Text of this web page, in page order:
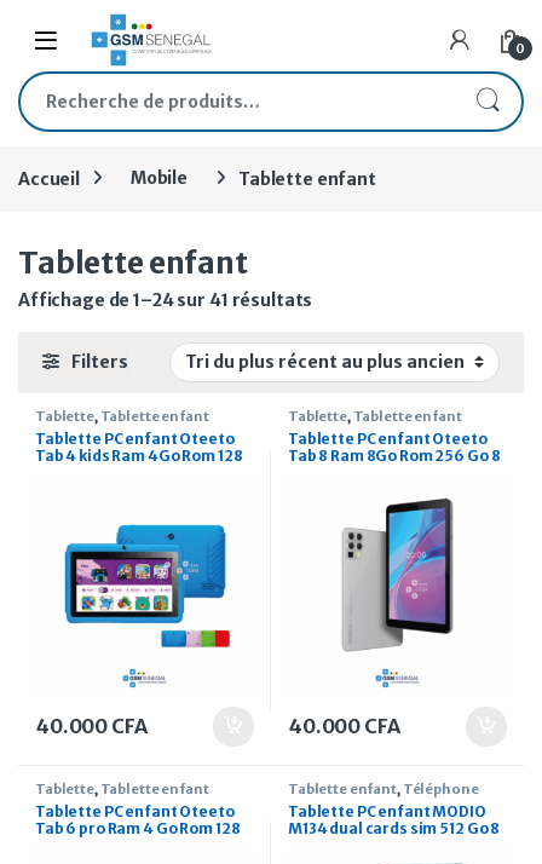
Skip to navigation
Skip to content
Open 0
Recherche pour :
Accueil Mobile Tablette enfant
Tablette enfant
Affichage de 1–24 sur 41 résultats
Filters
Tablette, Tablette enfant
Tablette PC enfant Oteeto
Tab 4 kids Ram 4Go Rom 128
40.000 CFA
Tablette, Tablette enfant
Tablette PC enfant Oteeto
Tab 8 Ram 8Go Rom 256 Go 8
40.000 CFA
Tablette, Tablette enfant
Tablette PC enfant Oteeto
Tab 6 pro Ram 4 Go Rom 128
Tablette enfant, Téléphone
Tablette PC enfant MODIO
M134 dual cards sim 512 Go 8